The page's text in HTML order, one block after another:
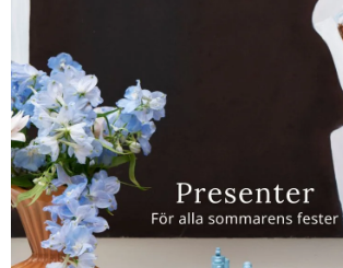
Sverige
Danmark
Norge